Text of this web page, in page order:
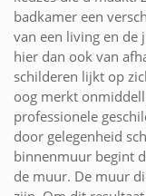
badkamer een
van een living en de
hier dan ook van
schilderen lijkt op
oog merkt
professionele
door gelegenheid
binnenmuur begint
de muur. De muur